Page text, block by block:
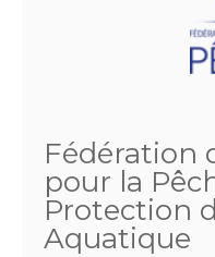
Fédération
pour la
Protection
Aquatique